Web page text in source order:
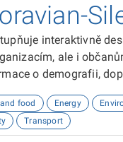
interaktivně
ale i
o demografii,
food Energy
Transport